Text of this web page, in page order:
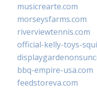
musicrearte.com
morseysfarms.com
riverviewtennis.com
official-kelly-toys-
bbq-empire-usa.com
feedstoreva.com